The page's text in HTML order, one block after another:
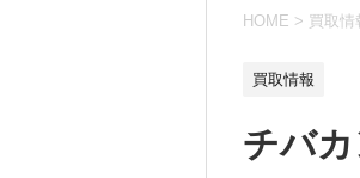
HOME > 買取情
買取情報
チバカ